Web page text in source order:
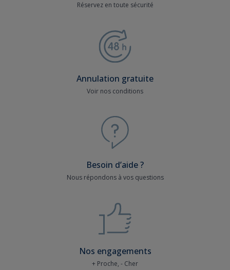
Réservez en toute sécurité
Annulation gratuite
Voir nos conditions
Besoin d’aide ?
Nous répondons à vos questions
Nos engagements
+ Proche, - Cher